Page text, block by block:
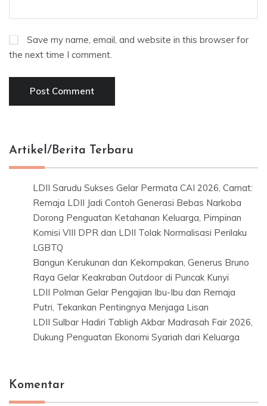
Save my name, email, and website in this browser for
the next time I comment.
Artikel/Berita Terbaru
LDII Sarudu Sukses Gelar Permata CAI 2026, Camat:
Remaja LDII Jadi Contoh Generasi Bebas Narkoba
Dorong Penguatan Ketahanan Keluarga, Pimpinan
Komisi VIII DPR dan LDII Tolak Normalisasi Perilaku
LGBTQ
Bangun Kerukunan dan Kekompakan, Generus Bruno
Raya Gelar Keakraban Outdoor di Puncak Kunyi
LDII Polman Gelar Pengajian Ibu-Ibu dan Remaja
Putri, Tekankan Pentingnya Menjaga Lisan
LDII Sulbar Hadiri Tabligh Akbar Madrasah Fair 2026,
Dukung Penguatan Ekonomi Syariah dari Keluarga
Komentar